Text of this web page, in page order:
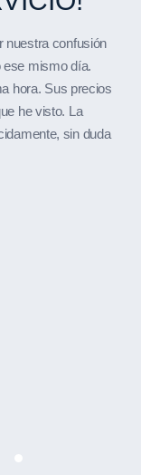
nuestra confusión
ese mismo día.
hora. Sus precios
he visto. La
sin duda
EN